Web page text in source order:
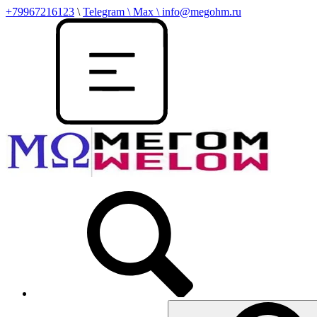
+79967216123 \ Telegram \ Max \ info@megohm.ru